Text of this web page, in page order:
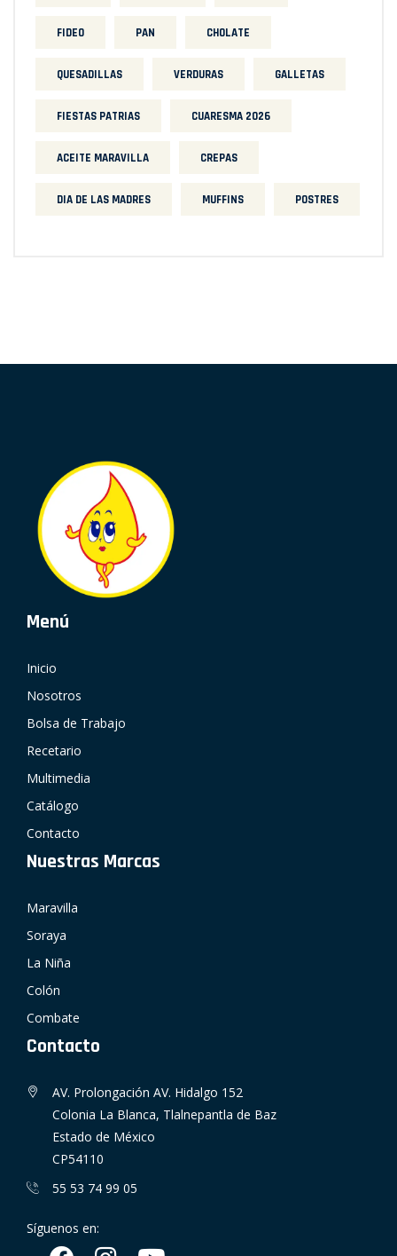
FIDEO PAN CHOLATE
QUESADILLAS VERDURAS GALLETAS
FIESTAS PATRIAS CUARESMA 2026
ACEITE MARAVILLA CREPAS
DIA DE LAS MADRES MUFFINS POSTRES
Menú
Inicio
Nosotros
Bolsa de Trabajo
Recetario
Multimedia
Catálogo
Contacto
Nuestras Marcas
Maravilla
Soraya
La Niña
Colón
Combate
Contacto
AV. Prolongación AV. Hidalgo 152
Colonia La Blanca, Tlalnepantla de Baz
Estado de México
CP54110
55 53 74 99 05
Síguenos en: